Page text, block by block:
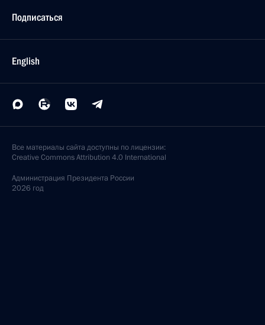
Подписаться
English
Все материалы сайта доступны по лицензии:
Creative Commons Attribution 4.0 International
Администрация Президента России
2026 год